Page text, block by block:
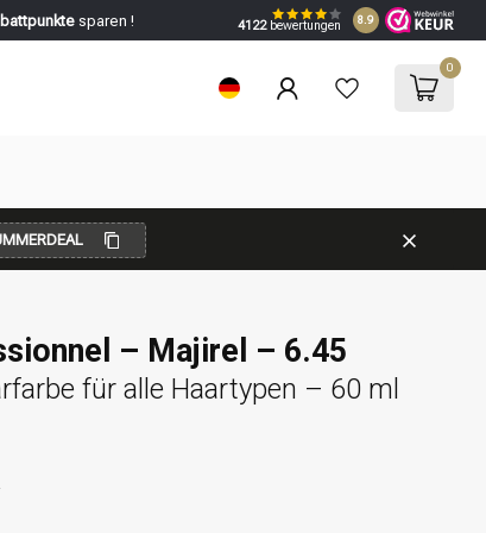
sparen ! 4122bewertungen 8.9
0
– Majirel – 6.45
für alle Haartypen – 60 ml